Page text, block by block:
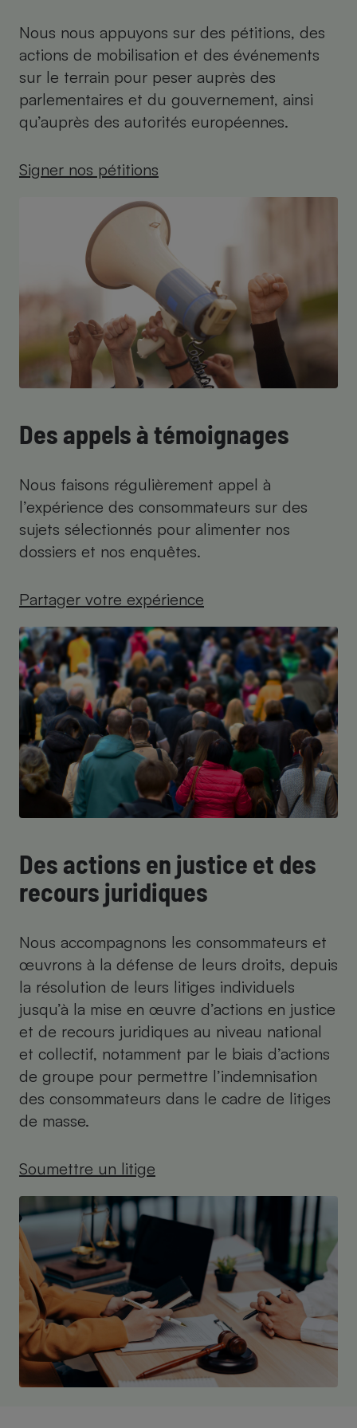
Nous nous appuyons sur des pétitions, des
actions de mobilisation et des événements
sur le terrain pour peser auprès des
parlementaires et du gouvernement, ainsi
qu’auprès des autorités européennes.
Signer nos pétitions
Des appels à témoignages
Nous faisons régulièrement appel à
l’expérience des consommateurs sur des
sujets sélectionnés pour alimenter nos
dossiers et nos enquêtes.
Partager votre expérience
Des actions en justice et des
recours juridiques
Nous accompagnons les consommateurs et
œuvrons à la défense de leurs droits, depuis
la résolution de leurs litiges individuels
jusqu’à la mise en œuvre d’actions en justice
et de recours juridiques au niveau national
et collectif, notamment par le biais d’actions
de groupe pour permettre l’indemnisation
des consommateurs dans le cadre de litiges
de masse.
Soumettre un litige